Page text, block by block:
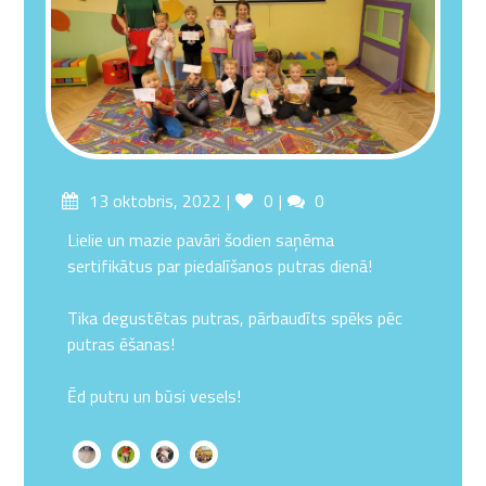
Posted13 oktobris, 2022 Likes
0 Comments
0
Lielie un mazie pavāri šodien saņēma
sertifikātus par piedalīšanos putras dienā!
Tika degustētas putras, pārbaudīts spēks pēc
putras ēšanas!
Ēd putru un būsi vesels!